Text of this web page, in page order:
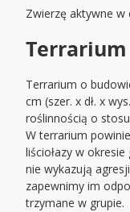
Zwierzę aktywne w
Terrarium
Terrarium o
cm (szer. x dł. x
roślinnością o
W terrarium
liściołazy w
nie wykazują
zapewnimy im
trzymane w grupie.